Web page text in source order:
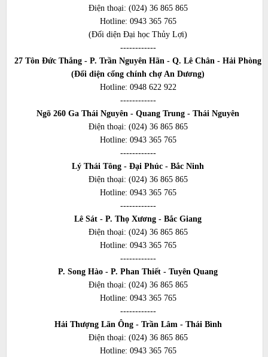
Điện thoại: (024) 36 865 865
Hotline: 0943 365 765
(Đối diện Đại học Thủy Lợi)
------------
27 Tôn Đức Thắng - P. Trần Nguyên Hãn - Q. Lê Chân - Hải Phòng
(Đối diện cổng chính chợ An Dương)
Hotline: 0948 622 922
------------
Ngõ 260 Ga Thái Nguyên - Quang Trung - Thái Nguyên
Điện thoại: (024) 36 865 865
Hotline: 0943 365 765
------------
Lý Thái Tông - Đại Phúc - Bắc Ninh
Điện thoại: (024) 36 865 865
Hotline: 0943 365 765
------------
Lê Sát - P. Thọ Xương - Bắc Giang
Điện thoại: (024) 36 865 865
Hotline: 0943 365 765
------------
P. Song Hào - P. Phan Thiết - Tuyên Quang
Điện thoại: (024) 36 865 865
Hotline: 0943 365 765
------------
Hải Thượng Lãn Ông - Trần Lâm - Thái Bình
Điện thoại: (024) 36 865 865
Hotline: 0943 365 765